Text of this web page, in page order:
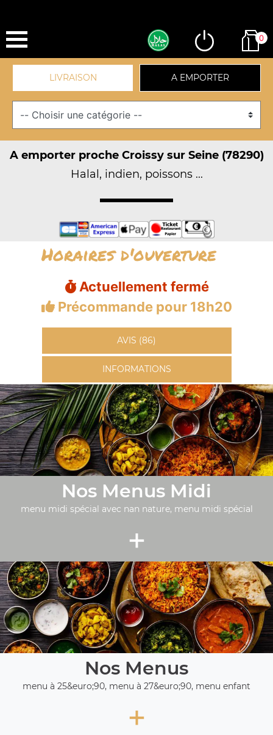
0
LIVRAISON A EMPORTER
A emporter proche Croissy sur Seine (78290)
Halal, indien, poissons ...
Horaires d'ouverture
Actuellement fermé
Précommande pour 18h20
AVIS (86)
INFORMATIONS
Nos Menus Midi
menu midi spécial avec nan nature, menu midi spécial
+
Nos Menus
menu à 25&euro;90, menu à 27&euro;90, menu enfant
+